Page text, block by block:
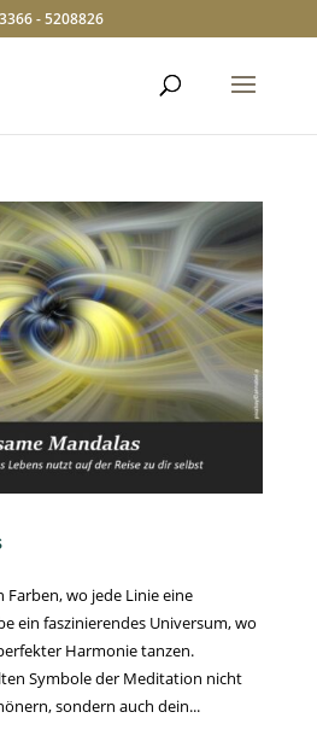
- 5208826
Farben, wo jede Linie eine
ein faszinierendes Universum, wo
Harmonie tanzen.
Symbole der Meditation nicht
sondern auch dein...